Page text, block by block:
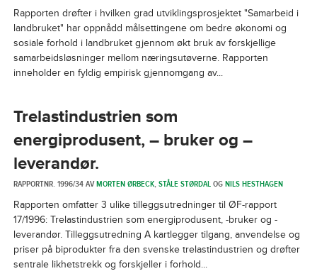
Rapporten drøfter i hvilken grad utviklingsprosjektet "Samarbeid i
landbruket" har oppnådd målsettingene om bedre økonomi og
sosiale forhold i landbruket gjennom økt bruk av forskjellige
samarbeidsløsninger mellom næringsutøverne. Rapporten
inneholder en fyldig empirisk gjennomgang av...
Trelastindustrien som
energiprodusent, – bruker og –
leverandør.
RAPPORTNR. 1996/34 AVMORTEN ØRBECK,STÅLE STØRDALOGNILS HESTHAGEN
Rapporten omfatter 3 ulike tilleggsutredninger til ØF-rapport
17/1996: Trelastindustrien som energiprodusent, -bruker og -
leverandør. Tilleggsutredning A kartlegger tilgang, anvendelse og
priser på biprodukter fra den svenske trelastindustrien og drøfter
sentrale likhetstrekk og forskjeller i forhold...